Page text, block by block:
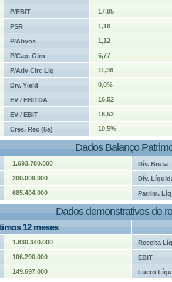
P/EBIT 17,85
PSR 1,16
P/Ativos 1,12
P/Cap. Giro 6,77
P/Ativ Circ Liq 11,96
Div. Yield 0,0%
EV / EBITDA 16,52
EV / EBIT 16,52
Cres. Rec (5a) 10,5%
Dados Balanço
1.693.780.000 Dív. Bruta
200.009.000 Dív.
685.404.000 Patrim. Líq
Dados demonstrativos de
12 meses
1.630.340.000 Receita
106.290.000 EBIT
149.697.000 Lucro